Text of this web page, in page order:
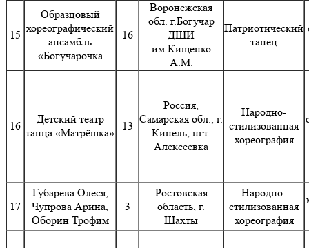
15
Образцовый
хореографический
ансамбль
«Богучарочка
16
Воронежская
обл. г.Богучар
ДШИ
им.Кищенко
А.М.
Патриотический
танец
16
Детский театр
танца «Матрёшка»
13
Россия,
Самарская обл., г.
Кинель, пгт.
Алексеевка
Народно-
стилизованная
хореография
17
Губарева Олеся,
Чупрова Арина,
Оборин Трофим
3
Ростовская
область, г.
Шахты
Народно-
стилизованная
хореография